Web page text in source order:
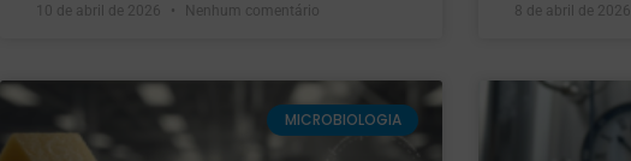
10 de abril de 2026 Nenhum comentário 8 de abril de 2026
MICROBIOLOGIA